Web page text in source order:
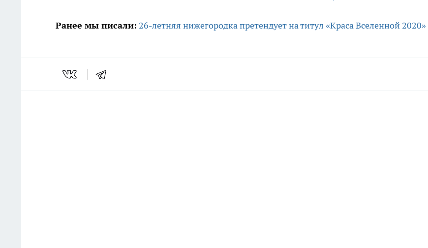
Ранее мы писали: 26-летняя нижегородка претендует на титул «Краса Вселенной 2020»